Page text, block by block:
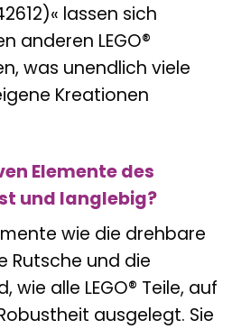
lassen sich
anderen LEGO®
was unendlich viele
Kreationen
Elemente des
und langlebig?
wie die drehbare
Rutsche und die
wie alle LEGO® Teile, auf
ausgelegt. Sie